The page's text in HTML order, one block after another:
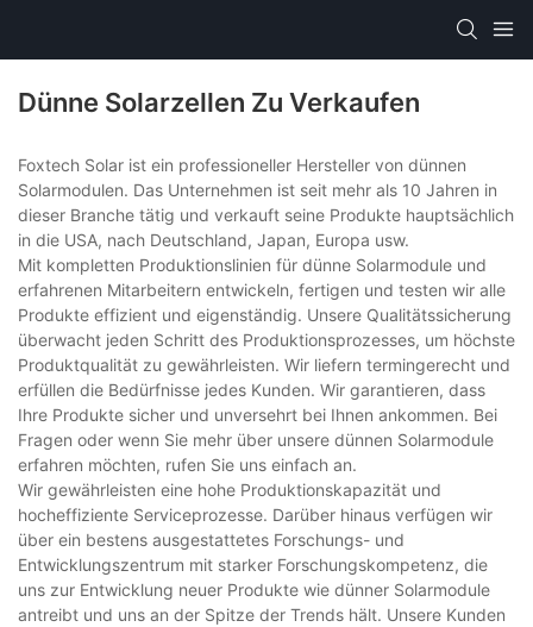
Dünne Solarzellen Zu Verkaufen
Foxtech Solar ist ein professioneller Hersteller von dünnen
Solarmodulen. Das Unternehmen ist seit mehr als 10 Jahren in
dieser Branche tätig und verkauft seine Produkte hauptsächlich
in die USA, nach Deutschland, Japan, Europa usw.
Mit kompletten Produktionslinien für dünne Solarmodule und
erfahrenen Mitarbeitern entwickeln, fertigen und testen wir alle
Produkte effizient und eigenständig. Unsere Qualitätssicherung
überwacht jeden Schritt des Produktionsprozesses, um höchste
Produktqualität zu gewährleisten. Wir liefern termingerecht und
erfüllen die Bedürfnisse jedes Kunden. Wir garantieren, dass
Ihre Produkte sicher und unversehrt bei Ihnen ankommen. Bei
Fragen oder wenn Sie mehr über unsere dünnen Solarmodule
erfahren möchten, rufen Sie uns einfach an.
Wir gewährleisten eine hohe Produktionskapazität und
hocheffiziente Serviceprozesse. Darüber hinaus verfügen wir
über ein bestens ausgestattetes Forschungs- und
Entwicklungszentrum mit starker Forschungskompetenz, die
uns zur Entwicklung neuer Produkte wie dünner Solarmodule
antreibt und uns an der Spitze der Trends hält. Unsere Kunden